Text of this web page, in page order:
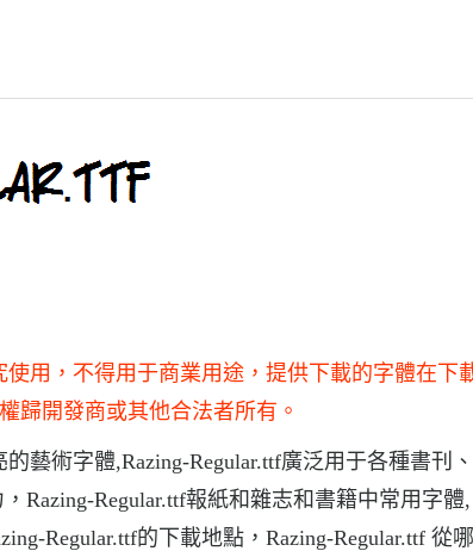
使用，不得用于商業用途，提供下載的字體在下
歸開發商或其他合法者所有。
的藝術字體,Razing-Regular.ttf廣泛用于各種書刊
Razing-Regular.ttf報紙和雜志和書籍中常用字
Regular.ttf的下載地點，Razing-Regular.ttf 從